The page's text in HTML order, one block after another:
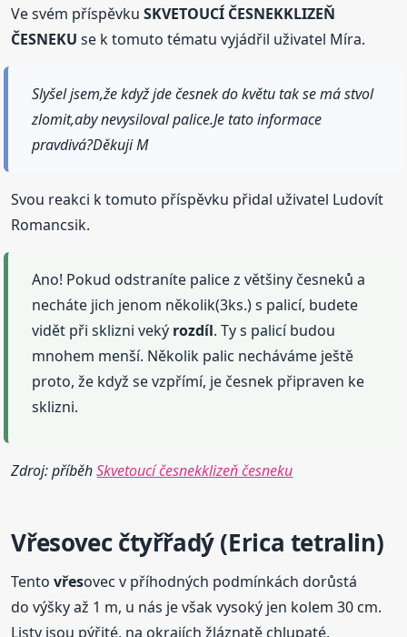
Ve svém příspěvkuSKVETOUCÍ ČESNEKKLIZEŇ
ČESNEKU se k tomuto tématu vyjádřil uživatel Míra.
Slyšel jsem,že když jde česnek do květu tak se má stvol
zlomit,aby nevysiloval palice.Je tato informace
pravdivá?Děkuji M
Svou reakci k tomuto příspěvku přidal uživatel Ludovít
Romancsik.
Ano! Pokud odstraníte palice z většiny česneků a
necháte jich jenom několik(3ks.) s palicí, budete
vidět při sklizni veký rozdíl. Ty s palicí budou
mnohem menší. Několik palic necháváme ještě
proto, že když se vzpřímí, je česnek připraven ke
sklizni.
Zdroj: příběhSkvetoucí česnekklizeň česneku
Vřesovec čtyřřadý (Erica tetralin)
Tentovřesovec v příhodných podmínkách dorůstá
do výšky až 1 m, u nás je však vysoký jen kolem 30 cm.
Listy jsou pýřité, na okrajích žláznatě chlupaté,